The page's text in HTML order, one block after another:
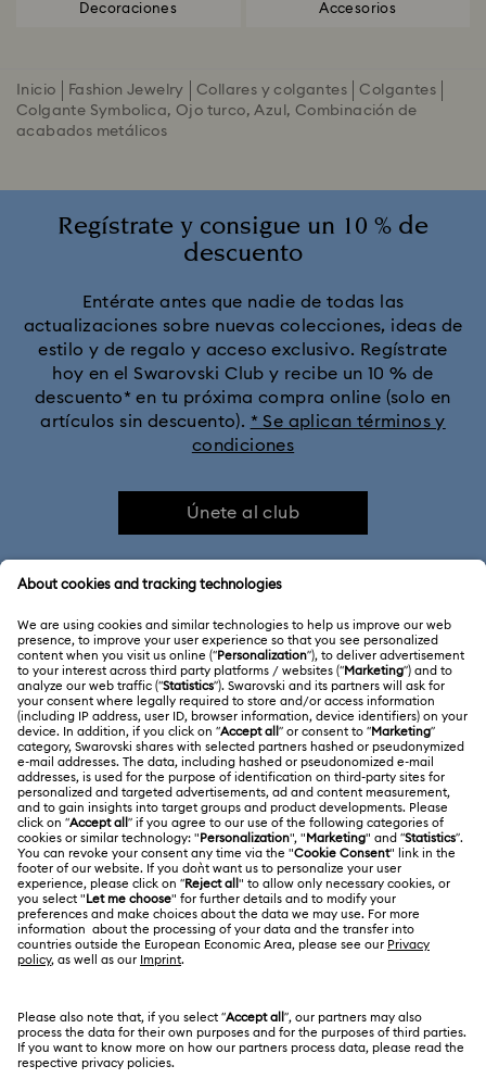
Decoraciones Accesorios
Inicio Fashion Jewelry Collares y colgantes
Colgantes
Colgante Symbolica, Ojo turco, Azul, Combinación de
acabados metálicos
Regístrate y consigue un 10 % de
descuento
Entérate antes que nadie de todas las
actualizaciones sobre nuevas colecciones, ideas de
estilo y de regalo y acceso exclusivo. Regístrate
hoy en el Swarovski Club y recibe un 10 % de
descuento* en tu próxima compra online (solo en
artículos sin descuento). * Se aplican términos y
condiciones
Únete al club
Información general del servicio al cliente
Saldo de la tarjeta regalo
Estado de la reparación
Contacto
Guía de tamaños
Buscador de tiendas
ACERCA DE NOSOTROS
Acerca de Swarovski
Trabaja con nosotros
Alumni Community
Para profesionales
Mapa Web
Swarovski Created Diamonds
CONDICIONES LEGALES
Condiciones De Uso
Terminos & Condiciones
Política De Privacidad
Consentimiento De Cookies
Pie De Imprenta
Otros países/regiones
English
Deutsch Español Français